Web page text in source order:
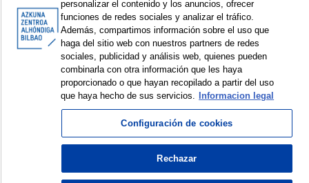
< Items sorted by: 1 to 3 of 3
© Azkuna Zentroa - Alhóndiga Bilbao
personalizar el contenido y los anuncios, ofrecer
funciones de redes sociales y analizar el tráfico.
Además, compartimos información sobre el uso que
haga del sitio web con nuestros partners de redes
sociales, publicidad y análisis web, quienes pueden
combinarla con otra información que les haya
proporcionado o que hayan recopilado a partir del uso
que haya hecho de sus servicios.
Informacion legal
Configuración de cookies
Rechazar